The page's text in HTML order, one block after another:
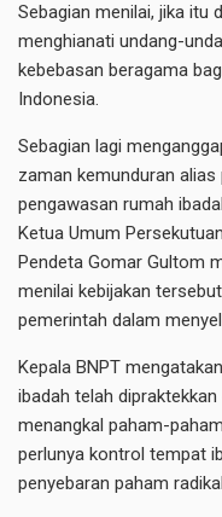
Sebagian menilai, jika itu
menghianati undang-
kebebasan beragama
Indonesia.
Sebagian lagi
zaman kemunduran alias
pengawasan rumah
Ketua Umum
Pendeta Gomar Gultom
menilai kebijakan
pemerintah dalam
Kepala BNPT
ibadah telah
menangkal paham-
perlunya kontrol tempat
penyebaran paham